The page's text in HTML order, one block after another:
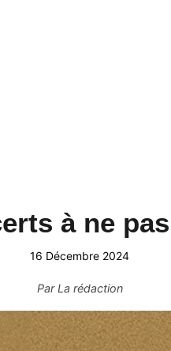
à ne
16 Décembre 2024
ParLa rédaction